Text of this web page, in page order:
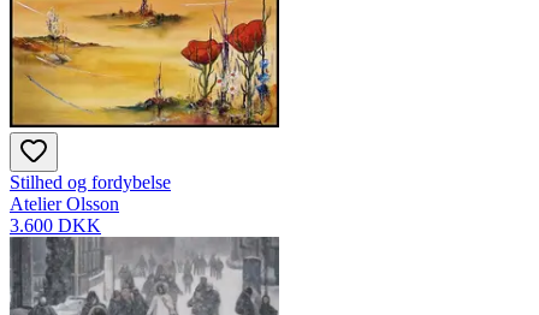
Stilhed og fordybelse
Atelier Olsson
3.600 DKK